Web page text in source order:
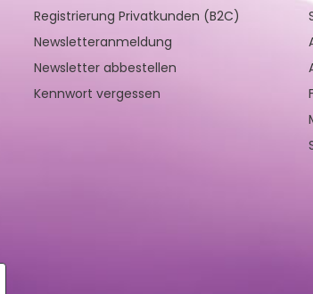
Registrierung Privatkunden (B2C)
Newsletteranmeldung
Newsletter abbestellen
Kennwort vergessen